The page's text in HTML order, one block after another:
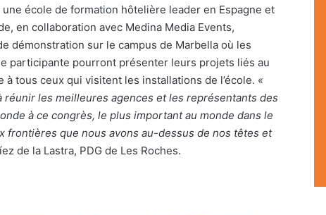
école de formation hôtelière leader en Espagne et
en collaboration avec Medina Media Events,
démonstration sur le campus de Marbella où les
participante pourront présenter leurs projets liés au
à tous ceux qui visitent les installations de l’école. «
réunir les meilleures agences et les représentants des
à ce congrès, le plus important au monde dans le
frontières que nous avons au-dessus de nos têtes et
de la Lastra, PDG de Les Roches.